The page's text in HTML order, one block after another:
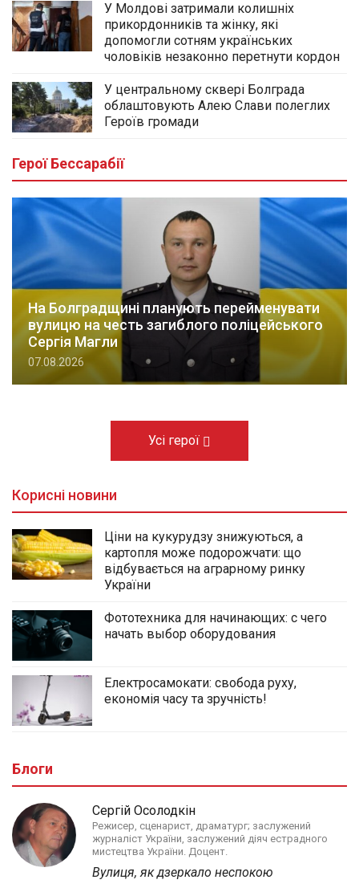
У Молдові затримали колишніх
прикордонників та жінку, які
допомогли сотням українських
чоловіків незаконно перетнути кордон
У центральному сквері Болграда
облаштовують Алею Слави полеглих
Героїв громади
Герої Бессарабії
На Болградщині планують перейменувати
вулицю на честь загиблого поліцейського
Сергія Магли
07.08.2026
Усі герої
Корисні новини
Ціни на кукурудзу знижуються, а
картопля може подорожчати: що
відбувається на аграрному ринку
України
Фототехника для начинающих: с чего
начать выбор оборудования
Електросамокати: свобода руху,
економія часу та зручність!
Блоги
Сергій Осолодкін
Режисер, сценарист, драматург; заслужений
журналіст України, заслужений діяч естрадного
мистецтва України. Доцент.
Вулиця, як дзеркало неспокою